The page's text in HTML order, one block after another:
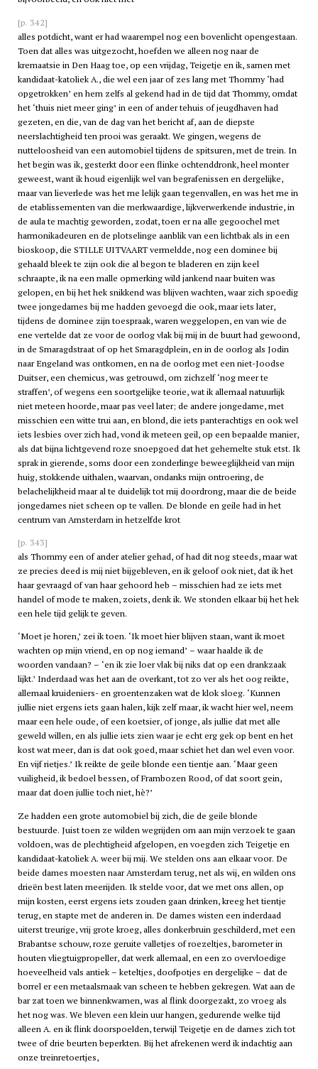
[p. 342]
alles potdicht, want er had waarempel nog een bovenlicht opengestaan.
Toen dat alles was uitgezocht, hoefden we alleen nog naar de
kremaatsie in Den Haag toe, op een vrijdag, Teigetje en ik, samen met
kandidaat-katoliek A., die wel een jaar of zes lang met Thommy ‘had
opgetrokken’ en hem zelfs al gekend had in de tijd dat Thommy, omdat
het ‘thuis niet meer ging’ in een of ander tehuis of jeugdhaven had
gezeten, en die, van de dag van het bericht af, aan de diepste
neerslachtigheid ten prooi was geraakt. We gingen, wegens de
nutteloosheid van een automobiel tijdens de spitsuren, met de trein. In
het begin was ik, gesterkt door een flinke ochtenddronk, heel monter
geweest, want ik houd eigenlijk wel van begrafenissen en dergelijke,
maar van lieverlede was het me lelijk gaan tegenvallen, en was het me in
de etablissementen van die merkwaardige, lijkverwerkende industrie, in
de aula te machtig geworden, zodat, toen er na alle gegoochel met
harmonikadeuren en de plotselinge aanblik van een lichtbak als in een
bioskoop, die STILLE UITVAART vermeldde, nog een dominee bij
gehaald bleek te zijn ook die al begon te bladeren en zijn keel
schraapte, ik na een malle opmerking wild jankend naar buiten was
gelopen, en bij het hek snikkend was blijven wachten, waar zich spoedig
twee jongedames bij me hadden gevoegd die ook, maar iets later,
tijdens de dominee zijn toespraak, waren weggelopen, en van wie de
ene vertelde dat ze voor de oorlog vlak bij mij in de buurt had gewoond,
in de Smaragdstraat of op het Smaragdplein, en in de oorlog als Jodin
naar Engeland was ontkomen, en na de oorlog met een niet-Joodse
Duitser, een chemicus, was getrouwd, om zichzelf ‘nog meer te
straffen’, of wegens een soortgelijke teorie, wat ik allemaal natuurlijk
niet meteen hoorde, maar pas veel later; de andere jongedame, met
misschien een witte trui aan, en blond, die iets panterachtigs en ook wel
iets lesbies over zich had, vond ik meteen geil, op een bepaalde manier,
als dat bijna lichtgevend roze snoepgoed dat het gehemelte stuk etst. Ik
sprak in gierende, soms door een zonderlinge beweeglijkheid van mijn
huig, stokkende uithalen, waarvan, ondanks mijn ontroering, de
belachelijkheid maar al te duidelijk tot mij doordrong, maar die de beide
jongedames niet scheen op te vallen. De blonde en geile had in het
centrum van Amsterdam in hetzelfde krot
[p. 343]
als Thommy een of ander atelier gehad, of had dit nog steeds, maar wat
ze precies deed is mij niet bijgebleven, en ik geloof ook niet, dat ik het
haar gevraagd of van haar gehoord heb – misschien had ze iets met
handel of mode te maken, zoiets, denk ik. We stonden elkaar bij het hek
een hele tijd gelijk te geven.
‘Moet je horen,’ zei ik toen. ‘Ik moet hier blijven staan, want ik moet
wachten op mijn vriend, en op nog iemand’ – waar haalde ik de
woorden vandaan? – ‘en ik zie loer vlak bij niks dat op een drankzaak
lijkt.’ Inderdaad was het aan de overkant, tot zo ver als het oog reikte,
allemaal kruideniers- en groentenzaken wat de klok sloeg. ‘Kunnen
jullie niet ergens iets gaan halen, kijk zelf maar, ik wacht hier wel, neem
maar een hele oude, of een koetsier, of jonge, als jullie dat met alle
geweld willen, en als jullie iets zien waar je echt erg gek op bent en het
kost wat meer, dan is dat ook goed, maar schiet het dan wel even voor.
En vijf rietjes.’ Ik reikte de geile blonde een tientje aan. ‘Maar geen
vuiligheid, ik bedoel bessen, of Frambozen Rood, of dat soort gein,
maar dat doen jullie toch niet, hè?’
Ze hadden een grote automobiel bij zich, die de geile blonde
bestuurde. Juist toen ze wilden wegrijden om aan mijn verzoek te gaan
voldoen, was de plechtigheid afgelopen, en voegden zich Teigetje en
kandidaat-katoliek A. weer bij mij. We stelden ons aan elkaar voor. De
beide dames moesten naar Amsterdam terug, net als wij, en wilden ons
drieën best laten meerijden. Ik stelde voor, dat we met ons allen, op
mijn kosten, eerst ergens iets zouden gaan drinken, kreeg het tientje
terug, en stapte met de anderen in. De dames wisten een inderdaad
uiterst treurige, vrij grote kroeg, alles donkerbruin geschilderd, met een
Brabantse schouw, roze geruite valletjes of roezeltjes, barometer in
houten vliegtuigpropeller, dat werk allemaal, en een zo overvloedige
hoeveelheid vals antiek – keteltjes, doofpotjes en dergelijke – dat de
borrel er een metaalsmaak van scheen te hebben gekregen. Wat aan de
bar zat toen we binnenkwamen, was al flink doorgezakt, zo vroeg als
het nog was. We bleven een klein uur hangen, gedurende welke tijd
alleen A. en ik flink doorspoelden, terwijl Teigetje en de dames zich tot
twee of drie beurten beperkten. Bij het afrekenen werd ik indachtig aan
onze treinretoertjes,